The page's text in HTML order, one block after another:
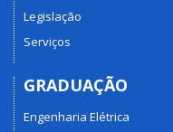
Legislação
Serviços
GRADUAÇÃO
Engenharia Elétrica